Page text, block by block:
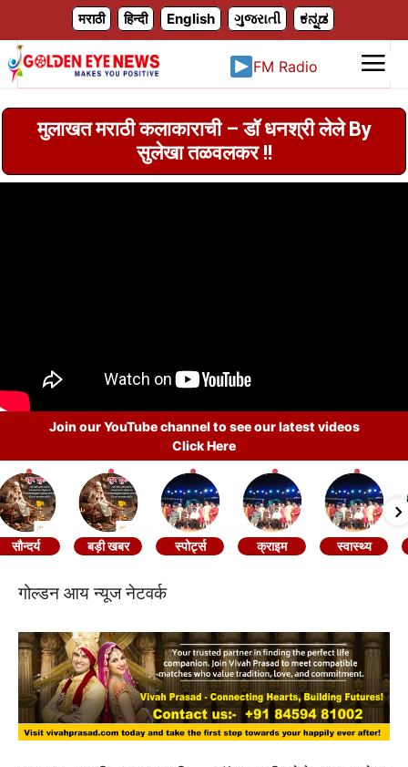
मराठी हिन्दी English ગુજરાતી ಕನ್ನಡ
FM Radio
मुलाखत मराठी कलाकाराची – डॉ धनश्री लेले By
सुलेखा तळवलकर !!
Join our YouTube channel to see our latest videos
Click Here
सौन्दर्य बड़ी खबर स्पोर्ट्स क्राइम स्वास्थ्य
गोल्डन आय न्यूज नेटवर्क